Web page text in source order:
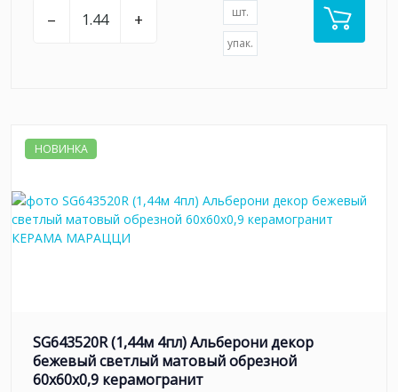
– + шт.
упак.
НОВИНКА
SG643520R (1,44м 4пл) Альберони декор
бежевый светлый матовый обрезной
60x60x0,9 керамогранит